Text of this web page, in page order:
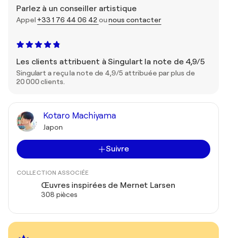
Parlez à un conseiller artistique
Appel +33 1 76 44 06 42 ounous contacter
Les clients attribuent à Singulart la note de 4,9/5
Singulart a reçu la note de 4,9/5 attribuée par plus de
20 000 clients.
Kotaro Machiyama
Japon
Suivre
COLLECTION ASSOCIÉE
Œuvres inspirées de Mernet Larsen
308 pièces